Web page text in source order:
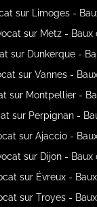
sur Limoges -
sur Metz -
sur Dunkerque -
sur Vannes -
sur Montpellier -
sur Perpignan -
sur Ajaccio -
sur Dijon -
sur Évreux -
sur Troyes -